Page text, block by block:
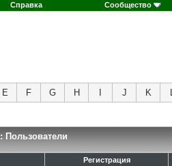
Справка Сообщество
E F G H J K
Пользователи
Регистрация